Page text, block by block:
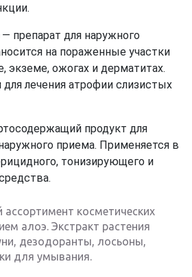
препарат для наружного
на пораженные участки
экземе, ожогах и дерматитах.
для лечения атрофии слизистых
продукт для
приема. Применяется в
тонизирующего и
ассортимент косметических
алоэ. Экстракт растения
дезодоранты, лосьоны,
для умывания.